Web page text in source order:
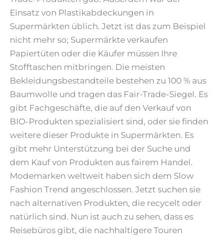
Einsatz von Plastikabdeckungen in
Supermärkten üblich. Jetzt ist das zum Beispiel
nicht mehr so; Supermärkte verkaufen
Papiertüten oder die Käufer müssen Ihre
Stofftaschen mitbringen. Die meisten
Bekleidungsbestandteile bestehen zu 100 % aus
Baumwolle und tragen das Fair-Trade-Siegel. Es
gibt Fachgeschäfte, die auf den Verkauf von
BIO-Produkten spezialisiert sind, oder sie finden
weitere dieser Produkte in Supermärkten. Es
gibt mehr Unterstützung bei der Suche und
dem Kauf von Produkten aus fairem Handel.
Modemarken weltweit haben sich dem Slow
Fashion Trend angeschlossen. Jetzt suchen sie
nach alternativen Produkten, die recycelt oder
natürlich sind. Nun ist auch zu sehen, dass es
Reisebüros gibt, die nachhaltigere Touren